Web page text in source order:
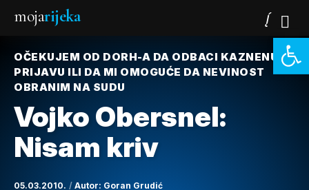
mojarijeka
OČEKUJEM OD DORH-A DA ODBACI KAZNENU
PRIJAVU ILI DA MI OMOGUĆE DA NEVINOST
OBRANIM NA SUDU
Vojko Obersnel:
Nisam kriv
05.03.2010. Autor: Goran Grudić